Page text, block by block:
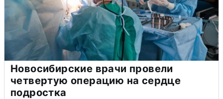
Новосибирские врачи провели
четвертую операцию на сердце
подростка